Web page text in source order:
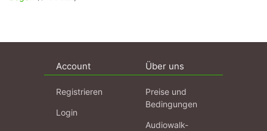
Account
Registrieren
Login
Über uns
Preise und
Bedingungen
Audiowalk-